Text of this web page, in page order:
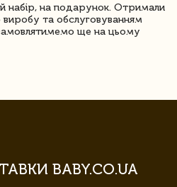
набір, на подарунок. Отримали
виробу та обслуговуванням
ще на цьому
BABY.CO.UA